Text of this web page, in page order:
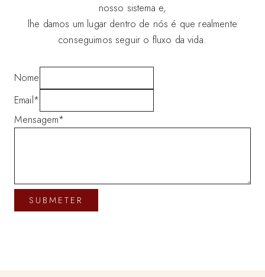
nosso sistema e,
lhe damos um lugar dentro de nós é que realmente
conseguimos seguir o fluxo da vida.
Nome
Email*
Mensagem*
SUBMETER